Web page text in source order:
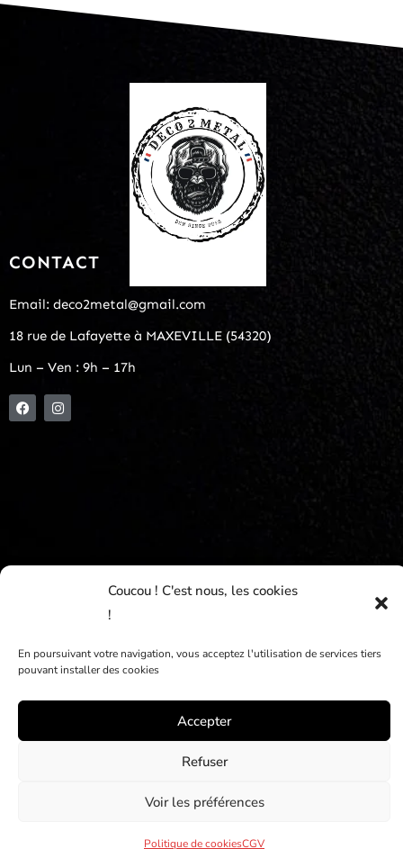
Coucou ! C'est nous, les cookies
!
En poursuivant votre navigation, vous acceptez l'utilisation de services tiers
pouvant installer des cookies
Accepter
Refuser
Voir les préférences
Politique de cookiesCGV
CONTACT
Email: deco2metal@gmail.com
18 rue de Lafayette à MAXEVILLE (54320)
Lun – Ven : 9h – 17h
2023 Deco2metal